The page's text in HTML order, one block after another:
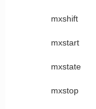
mxshift
mxstart
mxstate
mxstop